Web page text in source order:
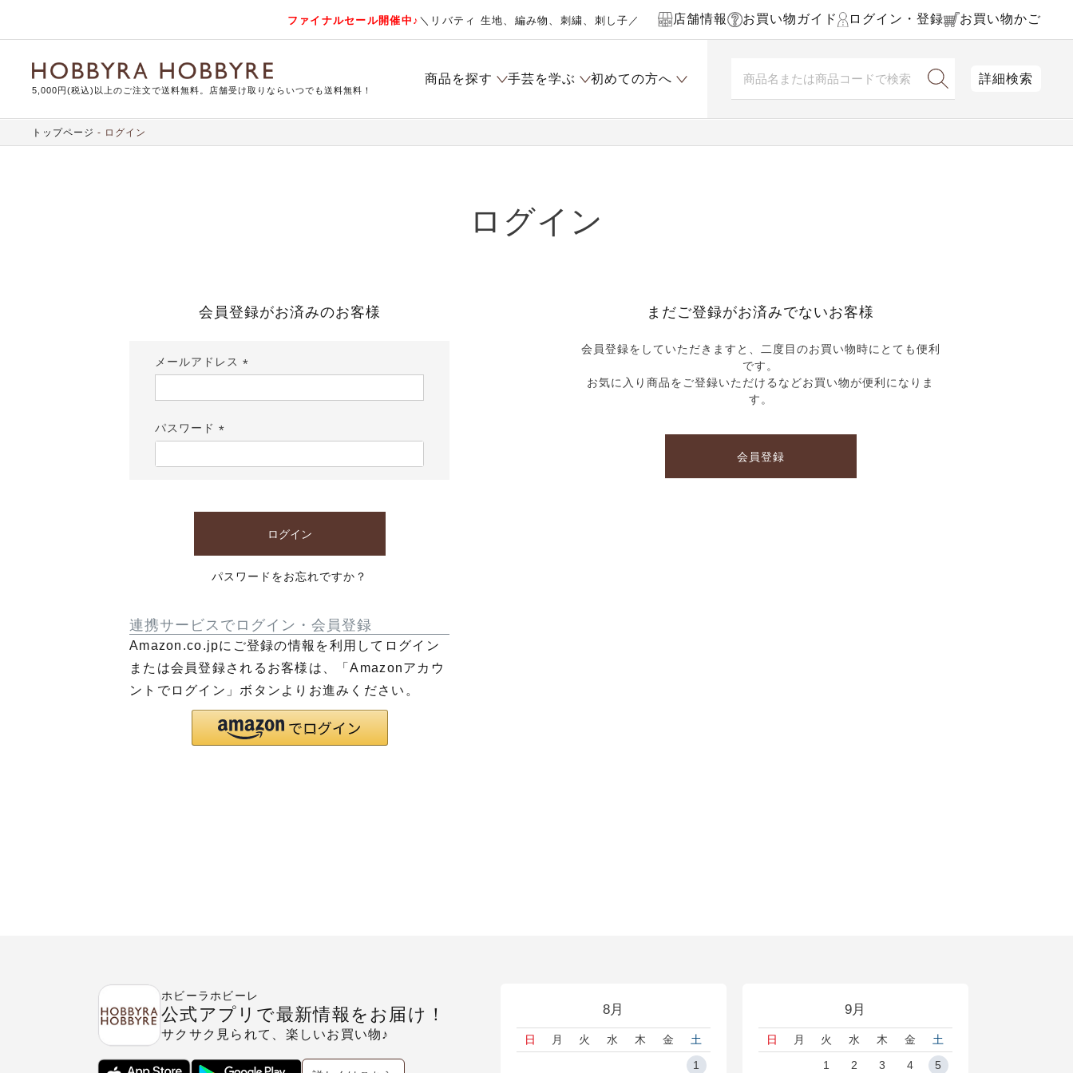
ファイナルセール開催中♪ ＼リバティ 生地、編み物、刺繍、刺し子／ 店舗情報 お買い物ガイド ログイン・登録 お買い物かご
5,000円(税込)以上のご注文で送料無料。店舗受け取りならいつでも送料無料！
商品を探す 手芸を学ぶ 初めての方へ 詳細検索
トップページ ログイン
ログイン
会員登録がお済みのお客様
メールアドレス
須)
パスワード
須)
ログイン
パスワードをお忘れですか？
連携サービスでログイン・会員登録
Amazon.co.jpにご登録の情報を利用してログイン
または会員登録されるお客様は、「Amazonアカウ
ントでログイン」ボタンよりお進みください。
まだご登録がお済みでないお客様
会員登録をしていただきますと、二度目のお買い物時にとても便利
です。
お気に入り商品をご登録いただけるなどお買い物が便利になりま
す。
会員登録
8月
日 月 火 水 木 金
土
1
9月
日 月 火 水 木 金
土
1
2 3 4 5
ホビーラホビーレ
公式アプリで最新情報をお届け！
サクサク見られて、楽しいお買い物♪